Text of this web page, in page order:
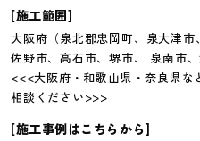
[施工範囲]
大阪府（泉北郡忠岡町、泉大津
佐野市、高石市、堺市、 泉南市
<<<大阪府・和歌山県・奈良県
相談ください>>>
[施工事例はこちらから]